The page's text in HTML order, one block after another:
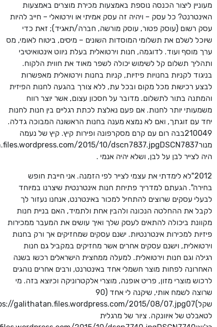
מעוניין ליצור הכנסה נוספת באמצעות מכירת מוצרים באמצעות
האינטרנט? כל עסק – ויהיה זה עסק אמיתי או וירטואלי – חייב להיות
עסק רשום (עוסק פטור, עוסק מורשה, חברה/תאגיד); זאת כדי
שיוכל לשלם את תשלומי המוסדות השונים – מיסים, ביטוח לאומי, מס
ערך מוסף ועוד. לדוגמה, חנות וירטואלית בעלת ניווט אינטואיטיבי
ותהליך תשלום קל לשימוש יכולה לשפר מאוד את חווית הלקוח.
בניגוד לקניות בחנויות פיזיות, קניות בחנות וירטואלית מאפשרות
לבצע רכישות מכל מקום ובכל עת, ללא צורך בהגעה לחנות הפיזית
והמתנה בתור לתשלום. מדובר על חסכון עצום, אשר יוצר רווח
משמעותי יותר לחנות. אם פעם נאלצת לכתת רגליים בין חנות לחנות
יחד עם זוגתך, ואם לא נמצא מענה בחנות הראשונה המבוכה גדלה.
210049בבה רום עם קרם מסקרפונה ופירות קיץ. קיץ של נעמה
היה לצייר לבן על לבן, ושלא יהיה אנמי .
2012"לא לימדתי את עצמי לצייר לפי הזמנה. אני חייבת חופש
בחירה". הגעתם למדריך פתיחת חנות אינטרנטית שיצרנו במיוחד
לבעלי עסקים שרוצים להתחיל למכור באינטרנט, אנחנו נעזור לך
לקבל את ההחלטה הנכונה ולהבין אחת ולתמיד, האם בניית חנות
מקוונת ביכולה להתאים לעסק שלך ואיך עושים את המעבר ממכירות
פיזיות למכירות אינטרנטיות. ישנם עסקים שמחזיקים אך ורק בחנות
וירטואלית, וישנם עסקים אחרים אשר מחזיקים במקביל גם חנות
רגילה וגם חנות וירטואלית. למעלה ממחצית הישראלים רכשו בשנה
האחרונה לפחות מוצר חשמלי אחד באינטרנט, ורבים אחרים נוהגים
לרכוש מוצרי מזון, פריט אופנה, מוצרי אלקטרוניקה וכיוצא בזה. מי
שרוצה לשמח אותי, שיקנה לי אחד (90
לטאבלט של איוונקה. ציור של מרגלית